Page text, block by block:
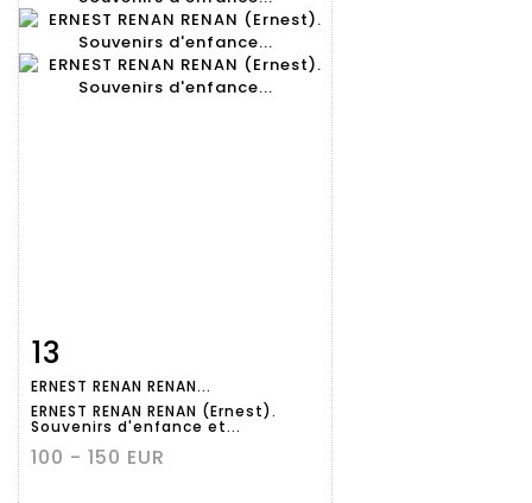
détaillée
13
ERNEST RENAN RENAN...
ERNEST RENAN RENAN (Ernest).
Souvenirs d'enfance et...
100 - 150 EUR